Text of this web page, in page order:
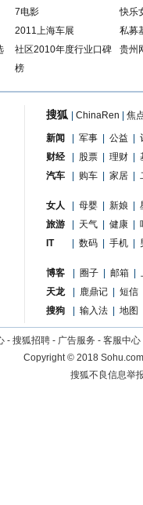
7电影
快乐
2011上海车展
私募
社区2010年度行业口碑
榜
贵州
搜狐 ChinaRen 焦
新闻 军事 公益
财经
股票 理财
汽车
购车 家居
女人 母婴 新娘
旅游
天气 健康
IT
数码 手机
博客 圈子 邮箱
天龙
鹿鼎记
短信
搜狗
输入法 地图
- 搜狐招聘 - 广告服务 - 客服中心
Copyright©2018
搜狐不良信息举